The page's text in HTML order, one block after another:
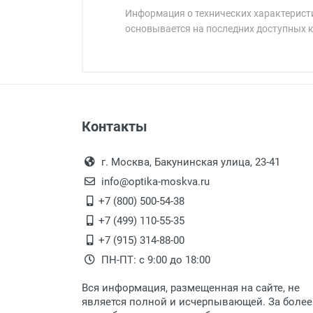
Информация о технических
основывается на последних доступных
Перечисление средств на
Перевод денег на карту Сбербанка.
Выдаем товар в рабочие
После того, как заказ
Для получения товара при
Заказ необходимо
дополнительных расходов за
Доставка по Москве
Доставляем товар по
Доставка транспортными
Контакты
г. Москва, Бакунинская улица, 23-41
info@optika-moskva.ru
+7 (800) 500-54-38
+7 (499) 110-55-35
+7 (915) 314-88-00
ПН-ПТ: с 9:00 до 18:00
Вся информация, размещенная на сайте, не
является полной и исчерпывающей. За более